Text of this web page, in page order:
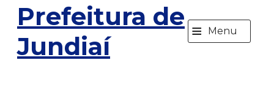
Prefeitura de
Jundiaí
≡ Menu